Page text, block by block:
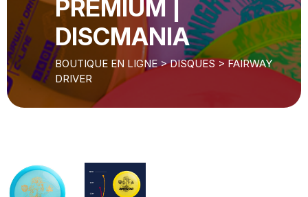
PREMIUM |
DISCMANIA
BOUTIQUE EN LIGNE>DISQUES >FAIRWAY
DRIVER